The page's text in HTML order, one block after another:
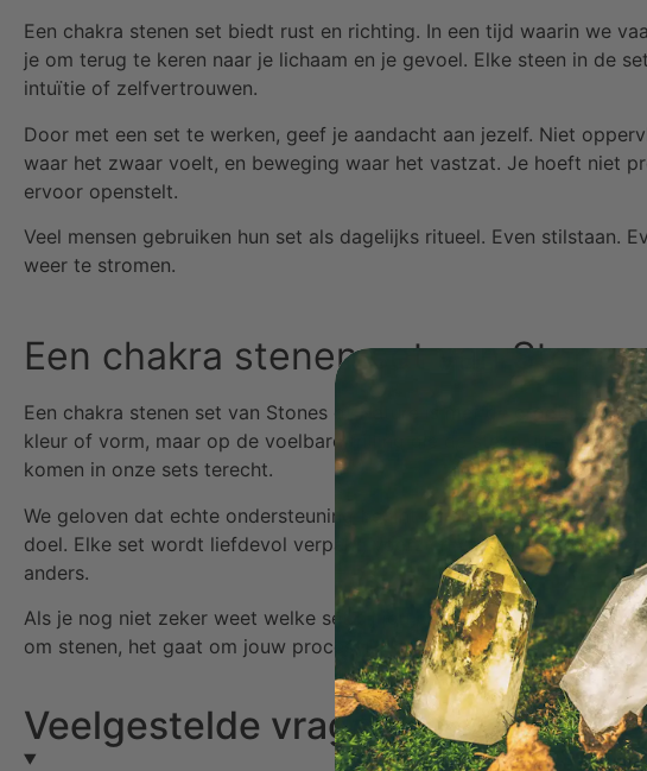
Een chakra stenen set biedt rust en richting. In een tijd waarin we
je om terug te keren naar je lichaam en je gevoel. Elke steen in de
intuïtie of zelfvertrouwen.
Door met een set te werken, geef je aandacht aan jezelf. Niet
waar het zwaar voelt, en beweging waar het vastzat. Je hoeft niet
ervoor openstelt.
Veel mensen gebruiken hun set als dagelijks ritueel. Even stilstaan.
weer te stromen.
Een chakra stenen set van
Een chakra stenen set van Stones of Nature is met de grootste
kleur of vorm, maar op de voelbare trilling die de steen uitstraalt.
komen in onze sets terecht.
We geloven dat echte ondersteuning begint bij echte kwaliteit.
doel. Elke set wordt liefdevol verpakt, voorzien van uitleg, en
anders.
Als je nog niet zeker weet welke set bij jou past, staan we klaar om
om stenen, het gaat om jouw proces. En daar lopen we graag een
Veelgestelde vragen over chakra